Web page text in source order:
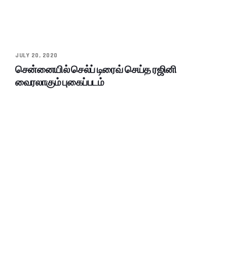
JULY 20, 2020
சென்னையில் செல்ப் டிரைவ் செய்த ரஜினி
வைரலாகும் புகைப்படம்